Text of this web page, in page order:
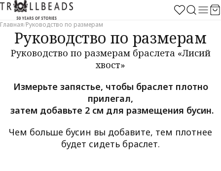
Главная/Руководство по размерам
Руководство по размерам
Руководство по размерам браслета «Лисий
хвост»
Измерьте запястье, чтобы браслет плотно
прилегал,
затем добавьте 2 см для размещения бусин.
Чем больше бусин вы добавите, тем плотнее
будет сидеть браслет.